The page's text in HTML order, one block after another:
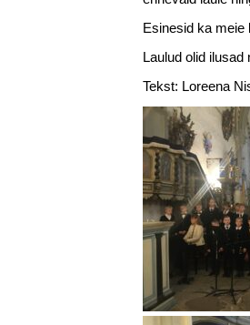
Esinesid ka meie
Laulud olid
Tekst: Loreena